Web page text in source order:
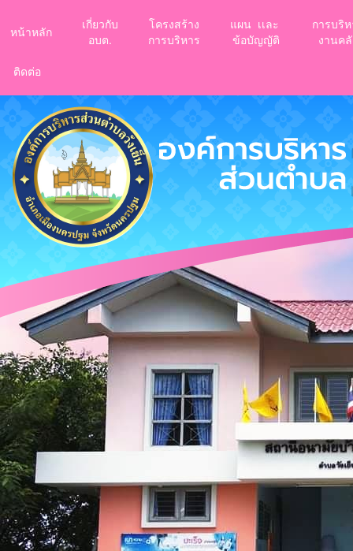
หน้าหลัก
เกี่ยวกับ
อบต.
โครงสร้าง
การบริหาร
แผน เเละ
ข้อบัญญัติ
การบริ
งานค
ติดต่อ